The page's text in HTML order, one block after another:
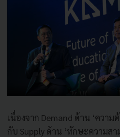
เนื่องจาก Demand ด้าน ‘ความ
กับ Supply ด้าน ‘ทักษะความสา